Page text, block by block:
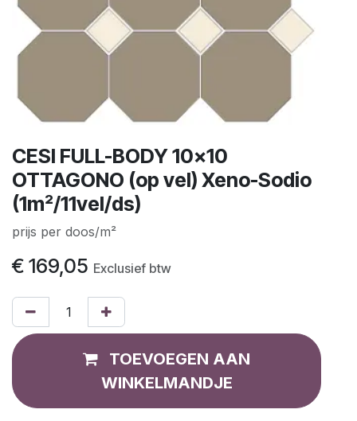
CESI FULL-BODY 10x10
OTTAGONO (op vel) Xeno-Sodio
(1m²/11vel/ds)
prijs per doos/m²
€ 169,05 Exclusief btw
TOEVOEGEN AAN
WINKELMANDJE